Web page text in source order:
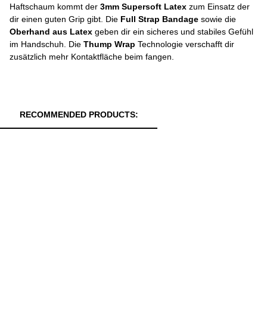
Haftschaum kommt der 3mm Supersoft Latex zum Einsatz der
dir einen guten Grip gibt. Die Full Strap Bandage sowie die
Oberhand aus Latex geben dir ein sicheres und stabiles Gefühl
im Handschuh. Die Thump Wrap Technologie verschafft dir
zusätzlich mehr Kontaktfläche beim fangen.
RECOMMENDED PRODUCTS: